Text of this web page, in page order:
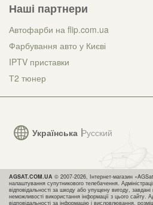
Українська Русский
Наші партнери
Автофарби на flip.com.ua
Фарбування авто у Києві
IPTV приставки
Т2 тюнер
AGSAT.COM.UA © 2007-2026, Інтернет-магазин
налаштування супутникового телебачення.
відповідальності за шкоду або упущену вигоду,
неможливості використання інформації з цього сайту.
відповідальності за інформацію і висловлювання,